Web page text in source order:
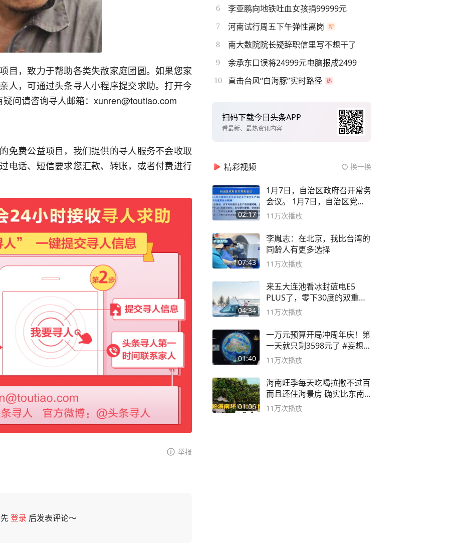
目，致力于帮助各类失散家庭团圆。如果您家
人，可通过头条寻人小程序提交求助。打开今
问请咨询寻人邮箱：xunren@toutiao.com
免费公益项目，我们提供的寻人服务不会收取
电话、短信要求您汇款、转账，或者付费进行
举报
登录 后发表评论～
6 李亚鹏向地铁吐血女孩捐99999元
7 河南试行周五下午弹性离岗
8 南大数院院长疑辞职信里写不想干了
9 余承东口误将24999元电脑报成2499
10 直击台风“白海豚”实时路径
扫码下载今日头条APP
看最新、最热资讯内容
精彩视频 换一换
02:17
1月7日，自治区政府召开常务
会议。 1月7日，自治区党委
副书记
11万次播放
07:43
李胤志：在北京，我比台湾的
同龄人有更多选择
11万次播放
04:34
来五大连池看冰封蓝电E5
PLUS了，零下30度的双重冰
封40小时全录
11万次播放
01:40
一万元预算开局冲周年庆！第
一天就只剩3598元了 #妄想山
海
11万次播放
01:06
海南旺季每天吃喝拉撒不过百
而且还住海景房 确实比东南
亚合适
11万次播放